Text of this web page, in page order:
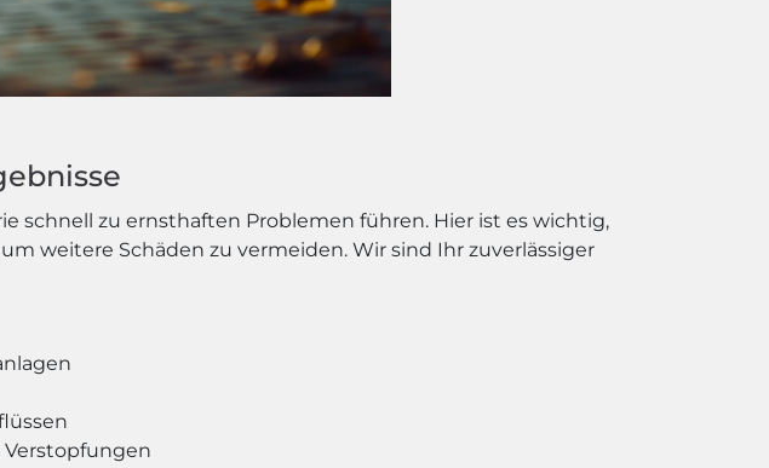
schnell zu ernsthaften Problemen führen. Hier ist es wichtig,
weitere Schäden zu vermeiden. Wir sind Ihr zuverlässiger